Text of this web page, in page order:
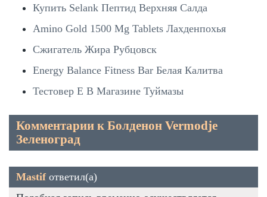
Купить Selank Пептид Верхняя Салда
Amino Gold 1500 Mg Tablets Лахденпохья
Сжигатель Жира Рубцовск
Energy Balance Fitness Bar Белая Калитва
Тестовер Е В Магазине Туймазы
Комментарии к Болденон Vermodje
Зеленоград
Mastifответил(а)